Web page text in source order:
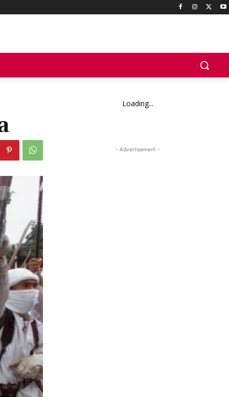
Loading...
- Advertisement -